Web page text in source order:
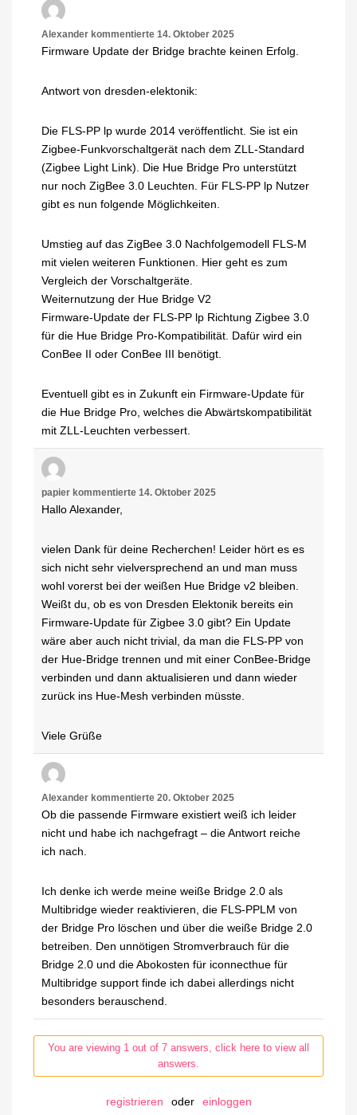
Alexander kommentierte 14. Oktober 2025
Firmware Update der Bridge brachte keinen Erfolg.
Antwort von dresden-elektonik:
Die FLS-PP lp wurde 2014 veröffentlicht. Sie ist ein
Zigbee-Funkvorschaltgerät nach dem ZLL-Standard
(Zigbee Light Link). Die Hue Bridge Pro unterstützt
nur noch ZigBee 3.0 Leuchten. Für FLS-PP lp Nutzer
gibt es nun folgende Möglichkeiten.
Umstieg auf das ZigBee 3.0 Nachfolgemodell FLS-M
mit vielen weiteren Funktionen. Hier geht es zum
Vergleich der Vorschaltgeräte.
Weiternutzung der Hue Bridge V2
Firmware-Update der FLS-PP lp Richtung Zigbee 3.0
für die Hue Bridge Pro-Kompatibilität. Dafür wird ein
ConBee II oder ConBee III benötigt.
Eventuell gibt es in Zukunft ein Firmware-Update für
die Hue Bridge Pro, welches die Abwärtskompatibilität
mit ZLL-Leuchten verbessert.
papier kommentierte 14. Oktober 2025
Hallo Alexander,
vielen Dank für deine Recherchen! Leider hört es es
sich nicht sehr vielversprechend an und man muss
wohl vorerst bei der weißen Hue Bridge v2 bleiben.
Weißt du, ob es von Dresden Elektonik bereits ein
Firmware-Update für Zigbee 3.0 gibt? Ein Update
wäre aber auch nicht trivial, da man die FLS-PP von
der Hue-Bridge trennen und mit einer ConBee-Bridge
verbinden und dann aktualisieren und dann wieder
zurück ins Hue-Mesh verbinden müsste.
Viele Grüße
Alexander kommentierte 20. Oktober 2025
Ob die passende Firmware existiert weiß ich leider
nicht und habe ich nachgefragt – die Antwort reiche
ich nach.
Ich denke ich werde meine weiße Bridge 2.0 als
Multibridge wieder reaktivieren, die FLS-PPLM von
der Bridge Pro löschen und über die weiße Bridge 2.0
betreiben. Den unnötigen Stromverbrauch für die
Bridge 2.0 und die Abokosten für iconnecthue für
Multibridge support finde ich dabei allerdings nicht
besonders berauschend.
You are viewing 1 out of 7 answers, click here to view all
answers.
registrieren oder einloggen